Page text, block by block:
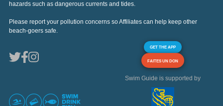
hazards such as dangerous currents and tides.
Please report your pollution concerns so Affiliates can help keep other
beach-goers safe.
GET THE APP
FAITES UN DON
Swim Guide is supported by